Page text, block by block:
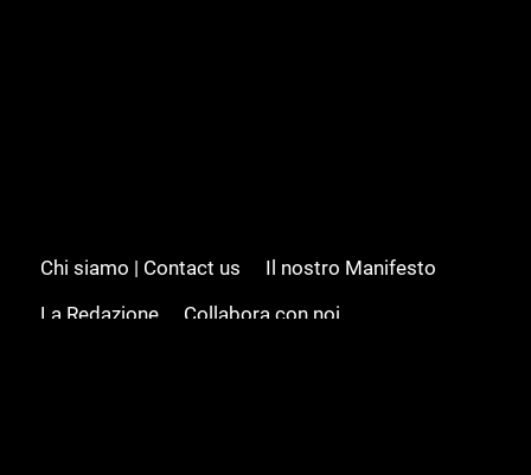
Chi siamo | Contact us
Il nostro Manifesto
La Redazione
Collabora con noi